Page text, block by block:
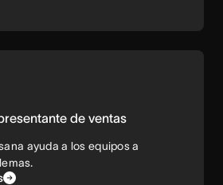
de ventas
ayuda a los equipos a